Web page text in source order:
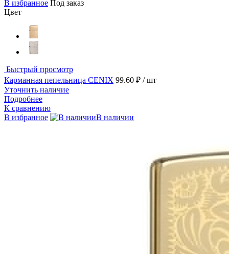
В избранное Под заказ
Цвет
Быстрый просмотр
Карманная пепельница CENIX 99.60 ₽ / шт
Уточнить наличие
Подробнее
К сравнению
В избранное
В наличии